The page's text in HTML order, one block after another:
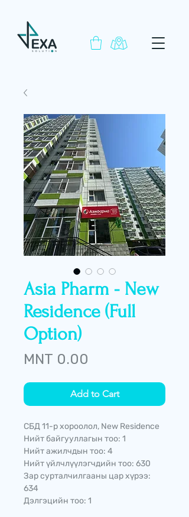
Asia Pharm - New
Residence (Full
Option)
MNT 0.00
Add to Cart
СБД 11-р хороолол, New Residence
Нийт байгууллагын тоо: 1
Нийт ажилчдын тоо: 4
Нийт үйлчлүүлэгчдийн тоо: 630
Зар сурталчилгааны цар хүрээ:
634
Дэлгэцийн тоо: 1